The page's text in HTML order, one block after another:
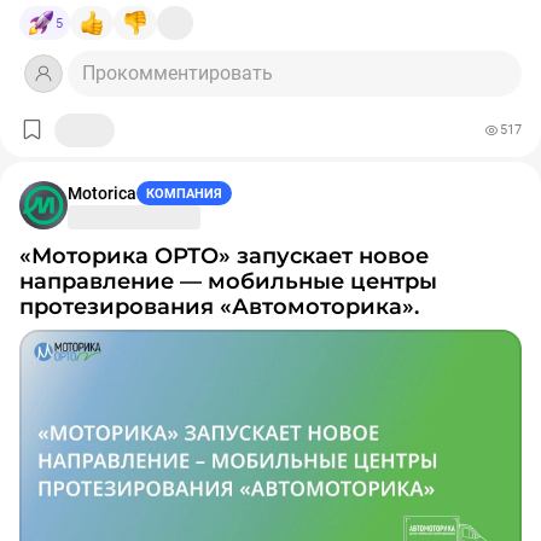
устройств.
Обновленный рейтингпо ссылке
5
Прокомментировать
517
Motorica КОМПАНИЯ
«Моторика ОРТО» запускает новое
направление — мобильные центры
протезирования «Автомоторика».